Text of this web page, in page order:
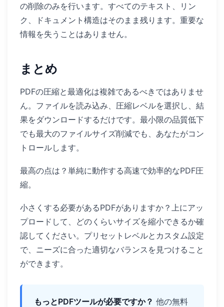
の削除のみを行います。すべてのテキスト、リン
ク、ドキュメント構造はそのまま残ります。重要な
情報を失うことはありません。
まとめ
PDFの圧縮と最適化は複雑であるべきではありませ
ん。ファイルを読み込み、圧縮レベルを選択し、結
果をダウンロードするだけです。最小限の品質低下
でも最大のファイルサイズ削減でも、あなたがコン
トロールします。
最高の点は？単純に動作する高速で効率的なPDF圧
縮。
小さくする必要があるPDFがありますか？上にアッ
プロードして、どのくらいサイズを縮小できるか確
認してください。プリセットレベルとカスタム設定
で、ニーズに合った適切なバランスを見つけること
ができます。
もっとPDFツールが必要ですか？ 他の無料